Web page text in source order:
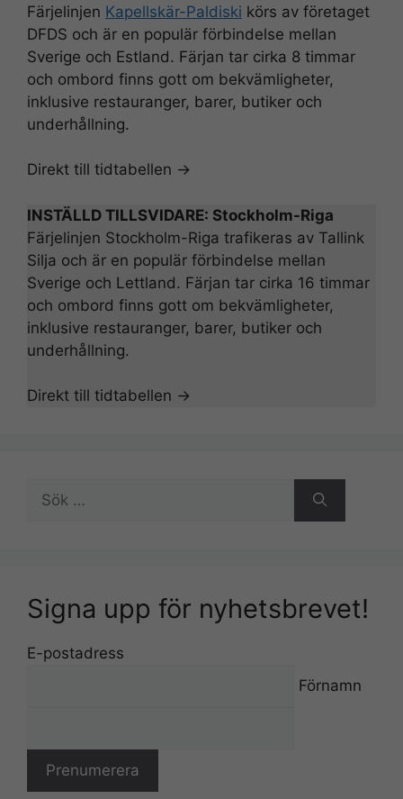
Färjelinjen Kapellskär-Paldiski körs av företaget
DFDS och är en populär förbindelse mellan
Sverige och Estland. Färjan tar cirka 8 timmar
och ombord finns gott om bekvämligheter,
inklusive restauranger, barer, butiker och
underhållning.
Direkt till tidtabellen ->
INSTÄLLD TILLSVIDARE: Stockholm-Riga
Färjelinjen Stockholm-Riga trafikeras av Tallink
Silja och är en populär förbindelse mellan
Sverige och Lettland. Färjan tar cirka 16 timmar
och ombord finns gott om bekvämligheter,
inklusive restauranger, barer, butiker och
underhållning.
Direkt till tidtabellen ->
efter:
Signa upp för nyhetsbrevet!
E-postadress
Förnamn